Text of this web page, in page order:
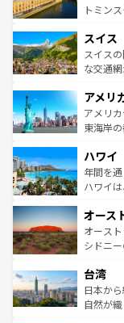
らに、
れる地
を参照
してラ
は、お酒好
ドイツ
トミン
リアご
ティー
戦など
ンツ一覧
スイス
スイス
な交通
の建物
博物館
ことが
ば市内交
着のス
アメリ
アメリ
東海岸
のよう
ンメン
西部に
部のニ
文化が
しみな
ならではの贅
情報は
ハワイ
年間を
ハワイ
ワイ島
島だが
おすす
れるお
人々、
ク、伝
オース
オース
シドニ
リアリ
ク）、
ど、見
台湾
日本か
自然が